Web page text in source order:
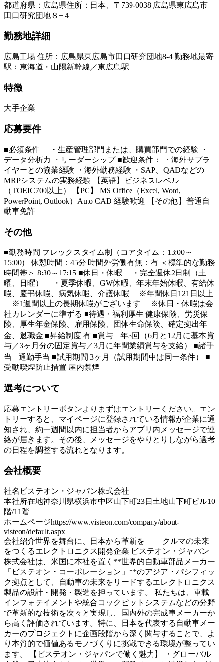
都道府県 ： 広島県住所 ： 日本、〒739-0038 広島県東広島市
田口研究団地８−４
勤務地詳細
広島工場 住所：広島県東広島市田口研究団地8-4 勤務地最寄
駅：東海道・山陽新幹線／東広島駅
特徴
大手企業
応募要件
■必須条件： ・生産管理部門または、購買部門での経験 ・
データ分析力 ・リーダーシップ ■歓迎条件： ・海外サプラ
イヤーとの協業経験 ・海外勤務経験 ・SAP、QADなどの
MRPシステムの実務経験 【英語】ビジネスレベル
（TOEIC700以上） 【PC】 MS Office（Excel, Word,
PowerPoint, Outlook）Auto CAD 経験歓迎 【その他】普通自
動車免許
その他
■勤務時間 フレックスタイム制（コアタイム：13:00～
15:00） 休憩時間：45分 時間外労働有無：有 ＜標準的な勤務
時間帯＞ 8:30～17:15 ■休日・休暇 ・完全週休2日制（土
曜、日曜） ・夏季休暇、GW休暇、年末年始休暇、有給休
暇、慶弔休暇、病気休暇、介護休暇 ※年間休日121日以上
※1週間以上の長期休暇がございます ※休日・休暇は会
社カレンダーに準ずる ■待遇・福利厚生 健康保険、労災保
険、厚生年金保険、雇用保険、団体生命保険、確定拠出年
金、退職金 ■昇給制度 有 ■賞与 年3回（6月と12月に基本賞
与／3ヶ月分の固定賞与／3月に年間業績賞与を支給） ■諸手
当 通勤手当 ■試用期間 3ヶ月（試用期間中は同一条件） ■
受動喫煙防止措置 屋内禁煙
選考について
応募エントリーボタンよりまずはエントリーください。エン
トリーすると、マイページに登録されている情報が企業に通
知され、約一週間以内に担当者からアプリ内メッセージで連
絡が届きます。その後、メッセージをやりとりしながら選考
の日程を調整する流れとなります。
会社概要
社名 ビステオン・ジャパン株式会社
本社所在地神奈川県横浜市中区山下町23日土地山下町ビル10
階/11階
ホームページhttps://www.visteon.com/company/about-
visteon/default.aspx
会社紹介世界を舞台に、日本から革新を―― クルマの未来
をつくるエレクトロニクス開発企業 ビステオン・ジャパン
株式会社は、米国に本社を置く**世界的自動車部品メーカー
「ビステオン・コーポレーション」**のアジア・パシフィッ
ク拠点として、自動車の未来をリードするエレクトロニクス
製品の設計・開発・製造を担っています。 私たちは、車載
インフォテイメントや統合コックピットシステムなどの分野
で革新的な技術を次々と実現し、国内外の完成車メーカーか
ら高く評価されています。特に、日本を代表する自動車メー
カーのプロジェクトに企画段階から深く関与することで、よ
り本質的で価値あるモノづくりに挑戦できる環境が整ってい
ます。 【ビステオン・ジャパンで働く魅力】 ・グローバル